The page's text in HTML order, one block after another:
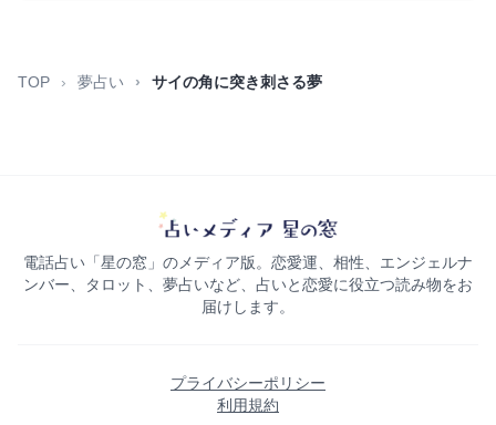
TOP 夢占い サイの角に突き刺さる夢
電話占い「星の窓」のメディア版。恋愛運、相性、エンジェルナ
ンバー、タロット、夢占いなど、占いと恋愛に役立つ読み物をお
届けします。
プライバシーポリシー
利用規約